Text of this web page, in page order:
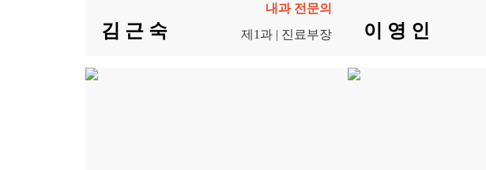
내과 전문의
김 근 숙 제1과 | 진료부장 이 영 인